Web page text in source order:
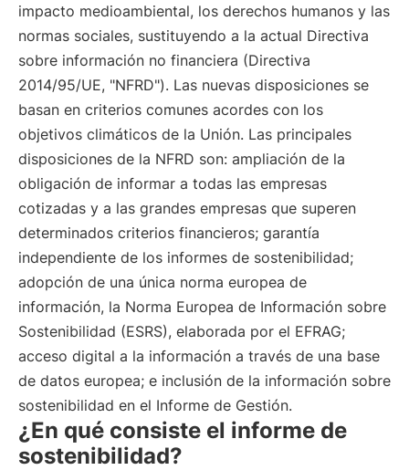
impacto medioambiental, los derechos humanos y las
normas sociales, sustituyendo a la actual Directiva
sobre información no financiera (Directiva
2014/95/UE, "NFRD"). Las nuevas disposiciones se
basan en criterios comunes acordes con los
objetivos climáticos de la Unión. Las principales
disposiciones de la NFRD son: ampliación de la
obligación de informar a todas las empresas
cotizadas y a las grandes empresas que superen
determinados criterios financieros; garantía
independiente de los informes de sostenibilidad;
adopción de una única norma europea de
información, la Norma Europea de Información sobre
Sostenibilidad (ESRS), elaborada por el EFRAG;
acceso digital a la información a través de una base
de datos europea; e inclusión de la información sobre
sostenibilidad en el Informe de Gestión.
¿En qué consiste el informe de
sostenibilidad?